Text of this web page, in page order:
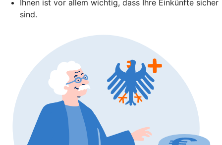
Ihnen ist vor allem wichtig, dass Ihre Einkünfte sicher
sind.